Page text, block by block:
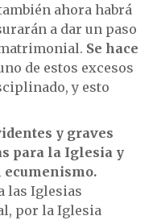
ahora habrá
a dar un paso
Se hace
de estos excesos
y esto
y graves
para la Iglesia y
ecumenismo.
las Iglesias
por la Iglesia